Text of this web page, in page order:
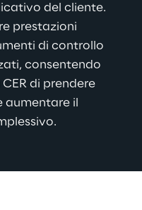
del cliente.
prestazioni
di controllo
consentendo
di prendere
aumentare il